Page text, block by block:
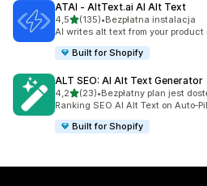
ATAI ‑ AltText.ai AI Alt Text
4,5na 5 gwiazdek
(135)
Łączna liczba recenzji: 135
•Bezpłatna instalacja
AI writes alt text from your product
Built for Shopify
ALT SEO: AI Alt Text Generator
4,2na 5 gwiazdek
(23)
Łączna liczba recenzji: 23
•Bezpłatny plan jest
Ranking SEO AI Alt Text on
Built for Shopify